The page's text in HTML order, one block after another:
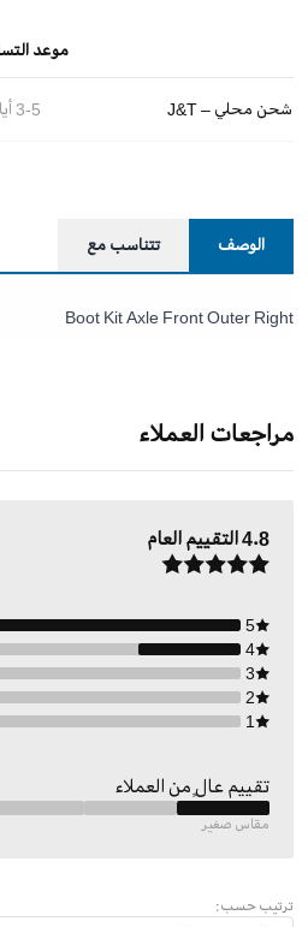
موعد
شحن محلي – J&T 3-5
الوصف تتناسب مع
Boot Kit Axle Front Outer Right
مراجعات العملاء
4.8التقييم العام
5
4
3
2
1
تقييم عالٍ من العملاء
مقاس صغير
ترتيب حسب: